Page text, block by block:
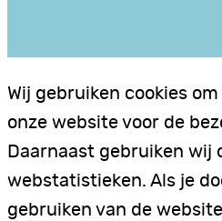
Wij gebruiken cookies
onze website voor de
Daarnaast gebruiken wij
webstatistieken. Als je
gebruiken van de